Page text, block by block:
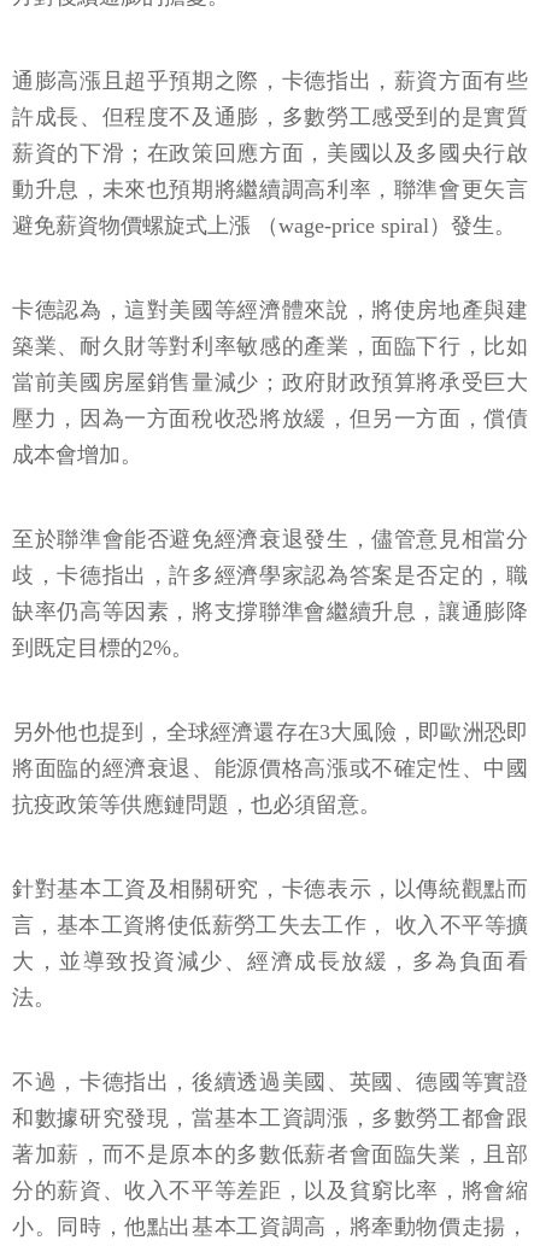
通膨高漲且超乎預期之際，卡德指出，薪資方面有些
許成長、但程度不及通膨，多數勞工感受到的是實質
薪資的下滑；在政策回應方面，美國以及多國央行啟
動升息，未來也預期將繼續調高利率，聯準會更矢言
避免薪資物價螺旋式上漲 （wage-price spiral）發生。
卡德認為，這對美國等經濟體來說，將使房地產與建
築業、耐久財等對利率敏感的產業，面臨下行，比如
當前美國房屋銷售量減少；政府財政預算將承受巨大
壓力，因為一方面稅收恐將放緩，但另一方面，償債
成本會增加。
至於聯準會能否避免經濟衰退發生，儘管意見相當分
歧，卡德指出，許多經濟學家認為答案是否定的，職
缺率仍高等因素，將支撐聯準會繼續升息，讓通膨降
到既定目標的2%。
另外他也提到，全球經濟還存在3大風險，即歐洲恐即
將面臨的經濟衰退、能源價格高漲或不確定性、中國
抗疫政策等供應鏈問題，也必須留意。
針對基本工資及相關研究，卡德表示，以傳統觀點而
言，基本工資將使低薪勞工失去工作， 收入不平等擴
大，並導致投資減少、經濟成長放緩，多為負面看
法。
不過，卡德指出，後續透過美國、英國、德國等實證
和數據研究發現，當基本工資調漲，多數勞工都會跟
著加薪，而不是原本的多數低薪者會面臨失業，且部
分的薪資、收入不平等差距，以及貧窮比率，將會縮
小。同時，他點出基本工資調高，將牽動物價走揚，